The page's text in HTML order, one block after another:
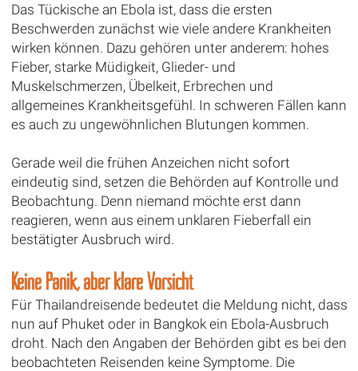
Das Tückische an Ebola ist, dass die ersten
Beschwerden zunächst wie viele andere Krankheiten
wirken können. Dazu gehören unter anderem: hohes
Fieber, starke Müdigkeit, Glieder- und
Muskelschmerzen, Übelkeit, Erbrechen und
allgemeines Krankheitsgefühl. In schweren Fällen kann
es auch zu ungewöhnlichen Blutungen kommen.
Gerade weil die frühen Anzeichen nicht sofort
eindeutig sind, setzen die Behörden auf Kontrolle und
Beobachtung. Denn niemand möchte erst dann
reagieren, wenn aus einem unklaren Fieberfall ein
bestätigter Ausbruch wird.
Keine Panik, aber klare Vorsicht
Für Thailandreisende bedeutet die Meldung nicht, dass
nun auf Phuket oder in Bangkok ein Ebola-Ausbruch
droht. Nach den Angaben der Behörden gibt es bei den
beobachteten Reisenden keine Symptome. Die